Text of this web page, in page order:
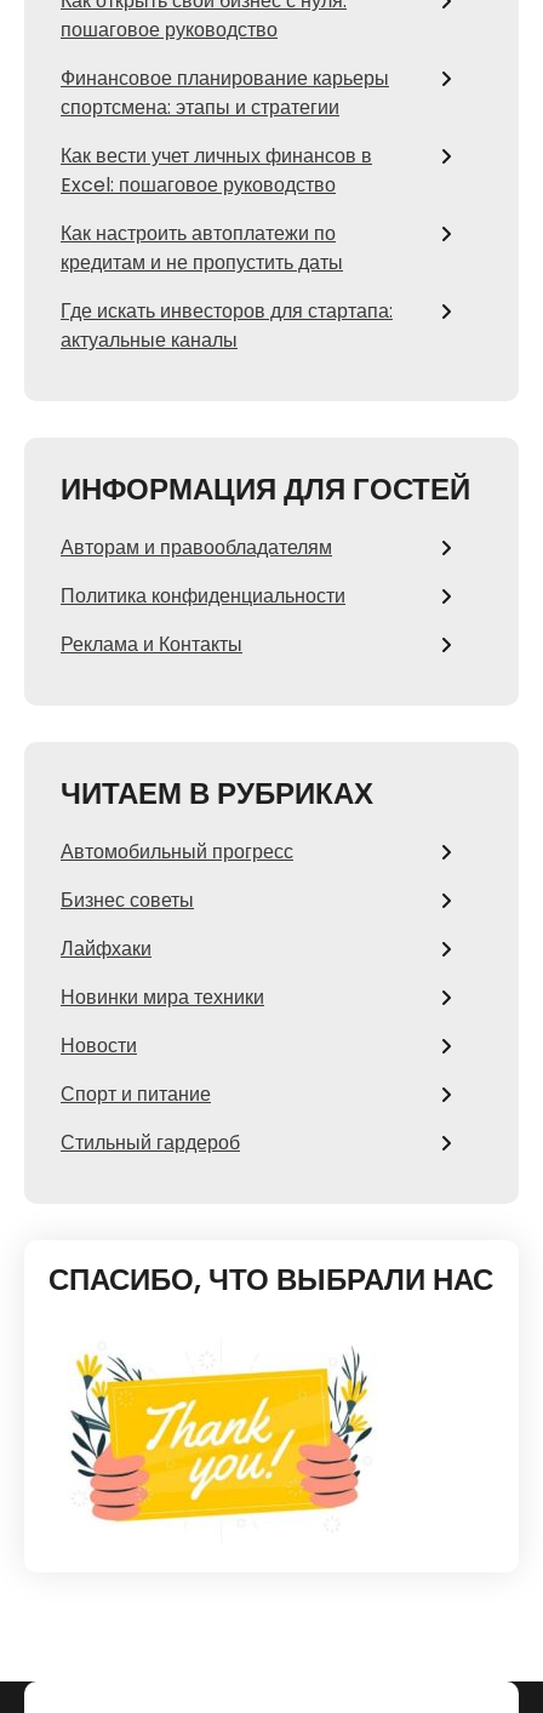
пошаговое руководство
Финансовое планирование карьеры
спортсмена: этапы и стратегии
Как вести учет личных финансов в
Excel: пошаговое руководство
Как настроить автоплатежи по
кредитам и не пропустить даты
Где искать инвесторов для стартапа:
актуальные каналы
ИНФОРМАЦИЯ ДЛЯ ГОСТЕЙ
Авторам и правообладателям
Политика конфиденциальности
Реклама и Контакты
ЧИТАЕМ В РУБРИКАХ
Автомобильный прогресс
Бизнес советы
Лайфхаки
Новинки мира техники
Новости
Спорт и питание
Стильный гардероб
СПАСИБО, ЧТО ВЫБРАЛИ НАС